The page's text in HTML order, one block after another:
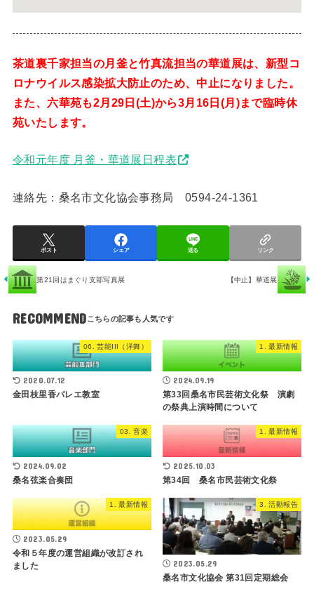
茶道裏千家担当の月釜と竹真流担当の華道展は、新型コ
ロナウイルス感染拡大防止のため、中止になりました。
また、六華苑も2月29日(土)から3月16日(月)まで臨時休
苑いたします。
令和元年度 月釜・華道展日程表
連絡先：桑名市文化協会事務局 0594-24-1361
ポスト シェア 送る リンク
第21回はまぐり支部写真展 【中止】華道展
RECOMMEND
06. 芸能III（洋舞）
2020.07.12
金田枝里香バレエ教室
1. 最新情報
2024.09.19
第33回桑名市民芸術文化祭 演劇
の祭典上演時間について
03. 音楽
2024.09.02
桑名弦楽合奏団
1. 最新情報
2025.10.03
第34回 桑名市民芸術文化祭
1. 最新情報
2023.05.29
令和５年度の運営組織が改訂され
ました
3. 活動報告
2023.05.29
桑名市文化協会 第31回定期総会